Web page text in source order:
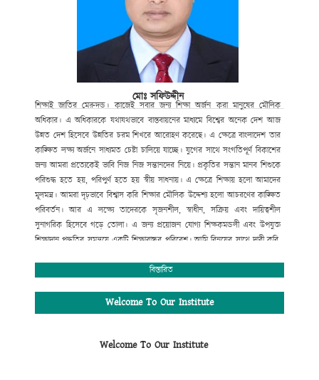
গোকুলখালী মাধ্যমিক বিদ্যালয়
আলমডাঙ্গা, চুয়াডাঙ্গা।
মোঃ সফিউদ্দীন
শিক্ষাই জাতির মেরুদন্ড। কাজেই সবার জন্য শিক্ষা অর্জন করা মানুষের মৌলিক
অধিকার। এ অধিকারকে যথাযথভাবে বাস্তবায়নের মাধ্যমে বিশ্বের অনেক দেশ আজ
উন্নত দেশ হিসেবে উন্নতির চরম শিখরে আরোহণ করেছে। এ ক্ষেত্রে বাংলাদেশ তার
কাঙ্ক্ষিত লক্ষ্য অর্জনে সাধ্যমত চেষ্টা চালিয়ে যাচ্ছে। যুগের সাথে সংগতিপূর্ণ বিকাশের
জন্য আমরা প্রত্যেকেই ভাবি নিজ নিজ সন্তানদের নিয়ে। প্রকৃতির সন্তান মানব শিশুকে
পরিশুদ্ধ হতে হয়, পরিপুর্ণ হতে হয় স্বীয় সাধনায়। এ ক্ষেত্রে শিক্ষায় হলো আমাদের
মূলমন্ত্র। আমরা দৃঢ়ভাবে বিশ্বাস করি শিক্ষার মৌলিক উদ্দেশ্য হলো আচরণের কাঙ্ক্ষিত
পরিবর্তন। আর এ লক্ষ্যে তাদেরকে সৃজনশীল,স্বাধীন,সক্রিয় এবং দায়িত্বশীল
সুনাগরিক হিসেবে গড়ে তোলা। এ জন্য প্রয়োজন যোগ্য শিক্ষকমন্ডলী এবং উপযুক্ত
শিক্ষাদান পদ্ধতির সমন্বয়ে একটি শিক্ষাবান্ধব পরিবেশ। আমি বিনয়ের সাথে দাবী করি,
প্রতিষ্ঠানটিতে
প্রধান শিক্ষক (ভারপ্রাপ্ত)
বিস্তারিত
Welcome To Our Institute
Welcome To Our Institute